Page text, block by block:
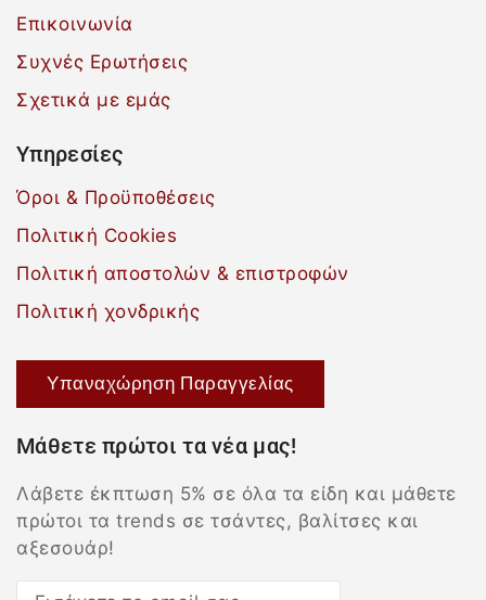
Επικοινωνία
Συχνές Ερωτήσεις
Σχετικά με εμάς
Υπηρεσίες
Όροι & Προϋποθέσεις
Πολιτική Cookies
Πολιτική αποστολών & επιστροφών
Πολιτική χονδρικής
Υπαναχώρηση Παραγγελίας
Μάθετε πρώτοι τα νέα μας!
Λάβετε έκπτωση 5% σε όλα τα είδη και μάθετε
πρώτοι τα trends σε τσάντες, βαλίτσες και
αξεσουάρ!